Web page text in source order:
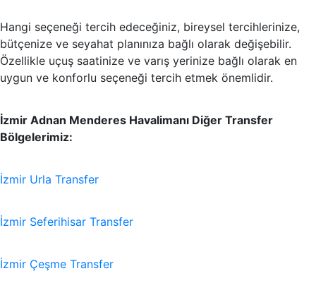
Hangi seçeneği tercih edeceğiniz, bireysel tercihlerinize,
bütçenize ve seyahat planınıza bağlı olarak değişebilir.
Özellikle uçuş saatinize ve varış yerinize bağlı olarak en
uygun ve konforlu seçeneği tercih etmek önemlidir.
İzmir Adnan Menderes Havalimanı Diğer Transfer
Bölgelerimiz:
İzmir Urla Transfer
İzmir Seferihisar Transfer
İzmir Çeşme Transfer